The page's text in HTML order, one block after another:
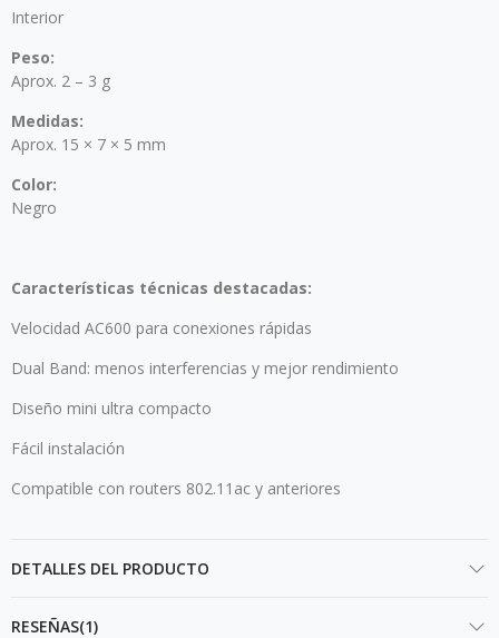
Interior
Peso:
Aprox. 2 – 3 g
Medidas:
Aprox. 15 × 7 × 5 mm
Color:
Negro
Características técnicas destacadas:
Velocidad AC600 para conexiones rápidas
Dual Band: menos interferencias y mejor rendimiento
Diseño mini ultra compacto
Fácil instalación
Compatible con routers 802.11ac y anteriores
DETALLES DEL PRODUCTO
RESEÑAS(1)